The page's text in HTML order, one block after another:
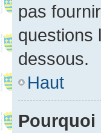
pas
questions
dessous.
Haut
Pourquoi